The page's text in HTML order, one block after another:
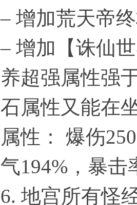
– 增加荒天帝
– 增加【诛仙
养超强属性强
石属性又能在
属性： 爆伤
气194%，暴击
6. 地宫所有怪